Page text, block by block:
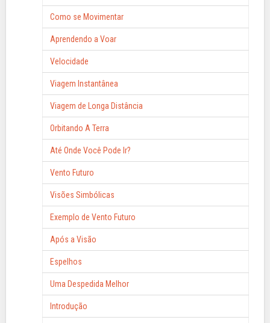
Como se Movimentar
Aprendendo a Voar
Velocidade
Viagem Instantânea
Viagem de Longa Distância
Orbitando A Terra
Até Onde Você Pode Ir?
Vento Futuro
Visões Simbólicas
Exemplo de Vento Futuro
Após a Visão
Espelhos
Uma Despedida Melhor
Introdução